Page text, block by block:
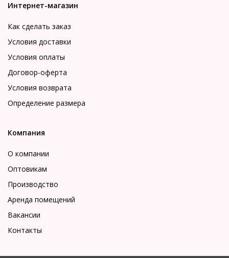
Интернет-магазин
Как сделать заказ
Условия доставки
Условия оплаты
Договор-оферта
Условия возврата
Определение размера
Компания
О компании
Оптовикам
Производство
Аренда помещений
Вакансии
Контакты